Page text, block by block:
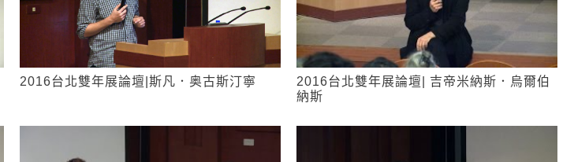
2016台北雙年展論壇|斯凡．奥古斯汀寧
2016台北雙年展論壇| 吉帝米納斯．烏爾伯
納斯